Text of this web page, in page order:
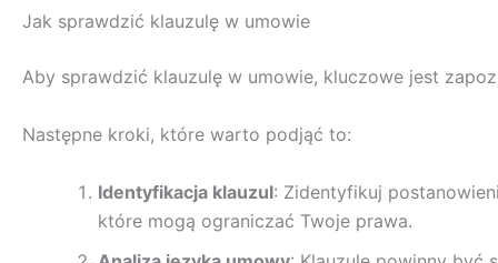
Jak sprawdzić klauzulę w umowie
Aby sprawdzić klauzulę w umowie, kluczowe jest
Następne kroki, które warto podjąć to:
Identyfikacja klauzul: Zidentyfikuj
które mogą ograniczać Twoje prawa.